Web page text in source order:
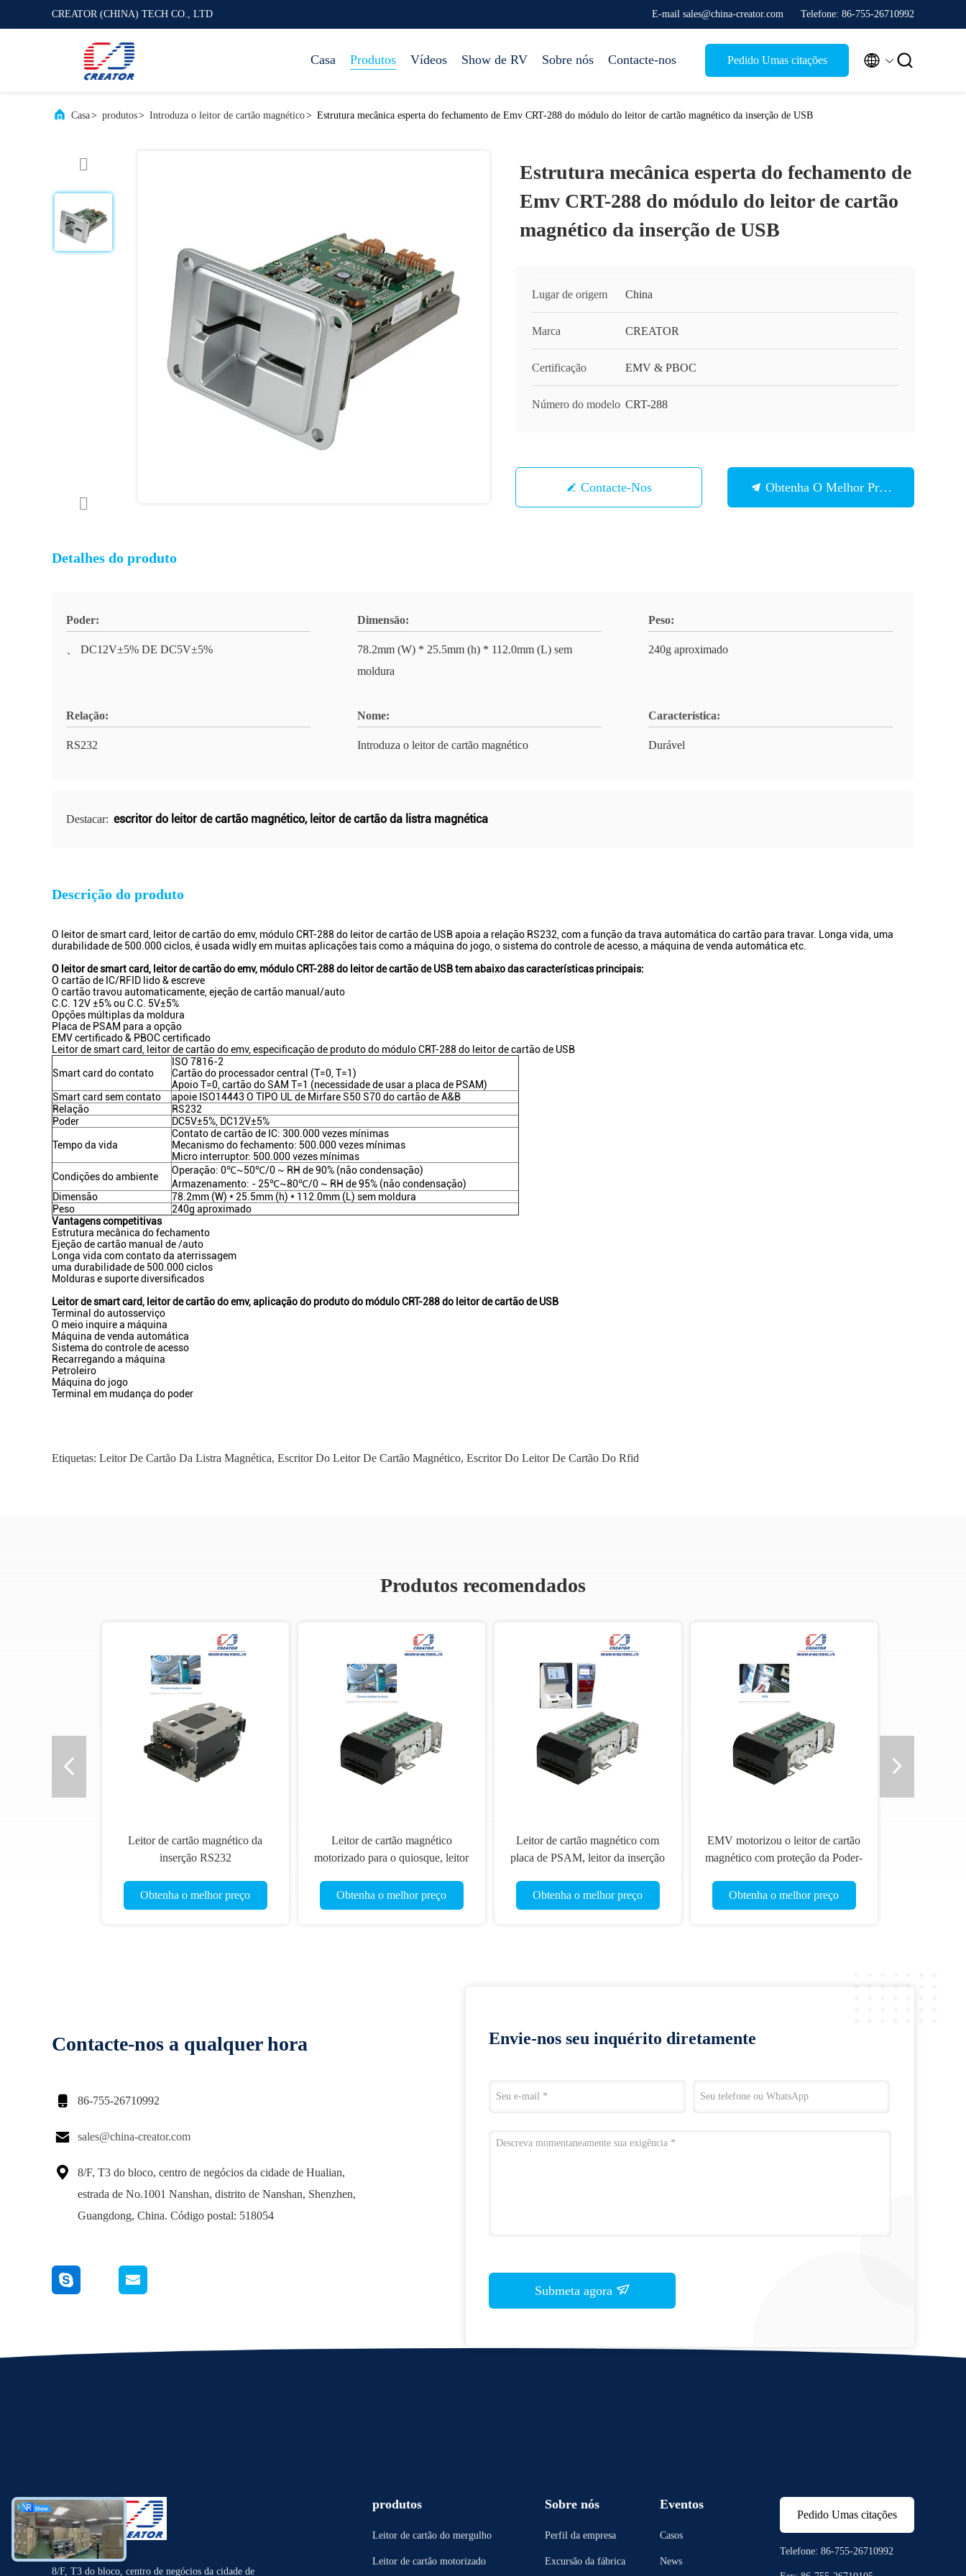
CREATOR (CHINA) TECH CO., LTD E-mail sales@china-creator.com Telefone: 86-755-26710992
Casa Produtos Vídeos Show de RV Sobre nós Contacte-nos Pedido Umas citações  
Casa> produtos> Introduza o leitor de cartão magnético> Estrutura mecânica esperta do fechamento de Emv CRT-288 do módulo do leitor de cartão magnético da inserção de USB
Estrutura mecânica esperta do fechamento de
Emv CRT-288 do módulo do leitor de cartão
magnético da inserção de USB
Lugar de origem China
Marca CREATOR
Certificação EMV & PBOC
Número do modelo CRT-288
Contacte-Nos Obtenha O Melhor Preço
Detalhes do produto
Poder:
、 DC12V±5% DE DC5V±5%
Dimensão:
78.2mm (W) * 25.5mm (h) * 112.0mm (L) sem
moldura
Peso:
240g aproximado
Relação:
RS232
Nome:
Introduza o leitor de cartão magnético
Característica:
Durável
Destacar: escritor do leitor de cartão magnético, leitor de cartão da listra magnética
Descrição do produto
O leitor de smart card, leitor de cartão do emv, módulo CRT-288 do leitor de cartão de USB apoia a relação RS232, com a função da trava automática do cartão para travar. Longa vida, uma
durabilidade de 500.000 ciclos, é usada widly em muitas aplicações tais como a máquina do jogo, o sistema do controle de acesso, a máquina de venda automática etc.
O leitor de smart card, leitor de cartão do emv, módulo CRT-288 do leitor de cartão de USB tem abaixo das características principais:
O cartão de IC/RFID lido & escreve
O cartão travou automaticamente, ejeção de cartão manual/auto
C.C. 12V ±5% ou C.C. 5V±5%
Opções múltiplas da moldura
Placa de PSAM para a opção
EMV certificado & PBOC certificado
Leitor de smart card, leitor de cartão do emv, especificação de produto do módulo CRT-288 do leitor de cartão de USB
Smart card do contato
ISO 7816-2
Cartão do processador central (T=0, T=1)
Apoio T=0, cartão do SAM T=1 (necessidade de usar a placa de PSAM)
Smart card sem contato
apoie ISO14443 O TIPO UL de Mirfare S50 S70 do cartão de A&B
Relação
RS232
Poder
DC5V±5%, DC12V±5%
Tempo da vida
Contato de cartão de IC: 300.000 vezes mínimas
Mecanismo do fechamento: 500.000 vezes mínimas
Micro interruptor: 500.000 vezes mínimas
Condições do ambiente
Operação: 0℃~50℃/0 ~ RH de 90% (não condensação)
Armazenamento: - 25℃~80℃/0 ~ RH de 95% (não condensação)
Dimensão
78.2mm (W) * 25.5mm (h) * 112.0mm (L) sem moldura
Peso
240g aproximado
Vantagens competitivas
Estrutura mecânica do fechamento
Ejeção de cartão manual de /auto
Longa vida com contato da aterrissagem
uma durabilidade de 500.000 ciclos
Molduras e suporte diversificados
Leitor de smart card, leitor de cartão do emv, aplicação do produto do módulo CRT-288 do leitor de cartão de USB
Terminal do autosserviço
O meio inquire a máquina
Máquina de venda automática
Sistema do controle de acesso
Recarregando a máquina
Petroleiro
Máquina do jogo
Terminal em mudança do poder
Etiquetas: Leitor De Cartão Da Listra Magnética, Escritor Do Leitor De Cartão Magnético, Escritor Do Leitor De Cartão Do Rfid
Produtos recomendados
Leitor de cartão magnético da
inserção RS232
Obtenha o melhor preço
Leitor de cartão magnético
motorizado para o quiosque, leitor
relação RS232
Obtenha o melhor preço
Leitor de cartão magnético com
placa de PSAM, leitor da inserção
quiosque
Obtenha o melhor preço
EMV motorizou o leitor de cartão
magnético com proteção da Poder-
de IC
Obtenha o melhor preço
Contacte-nos a qualquer hora
 86-755-26710992
 sales@china-creator.com

8/F, T3 do bloco, centro de negócios da cidade de Hualian,
estrada de No.1001 Nanshan, distrito de Nanshan, Shenzhen,
Guangdong, China. Código postal: 518054
Envie-nos seu inquérito diretamente
Submeta agora
8/F, T3 do bloco, centro de negócios da cidade de
produtos
Leitor de cartão do mergulho
Leitor de cartão motorizado
Sobre nós
Perfil da empresa
Excursão da fábrica
Eventos
Casos
News
Pedido Umas citações
Telefone: 86-755-26710992